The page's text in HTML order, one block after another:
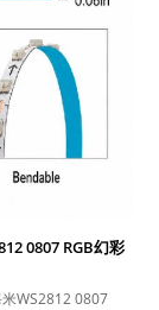
0807 RGB幻彩
WS2812 0807